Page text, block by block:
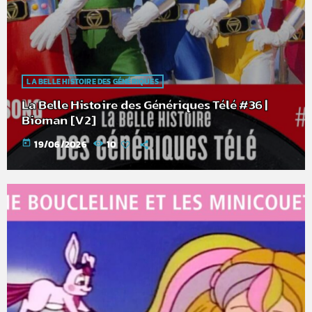
LA BELLE HISTOIRE DES GÉNÉRIQUES
La Belle Histoire des Génériques Télé #36 |
Bioman [V2]
today 19/06/2026 10